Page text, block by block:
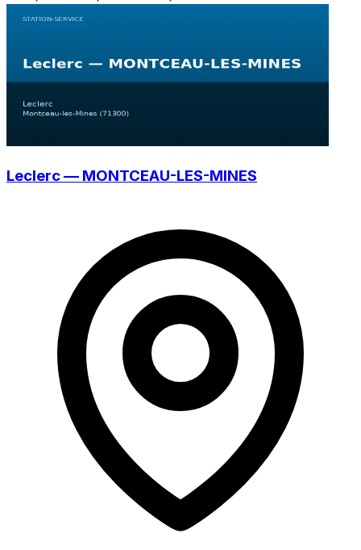
Leclerc — MONTCEAU-LES-MINES